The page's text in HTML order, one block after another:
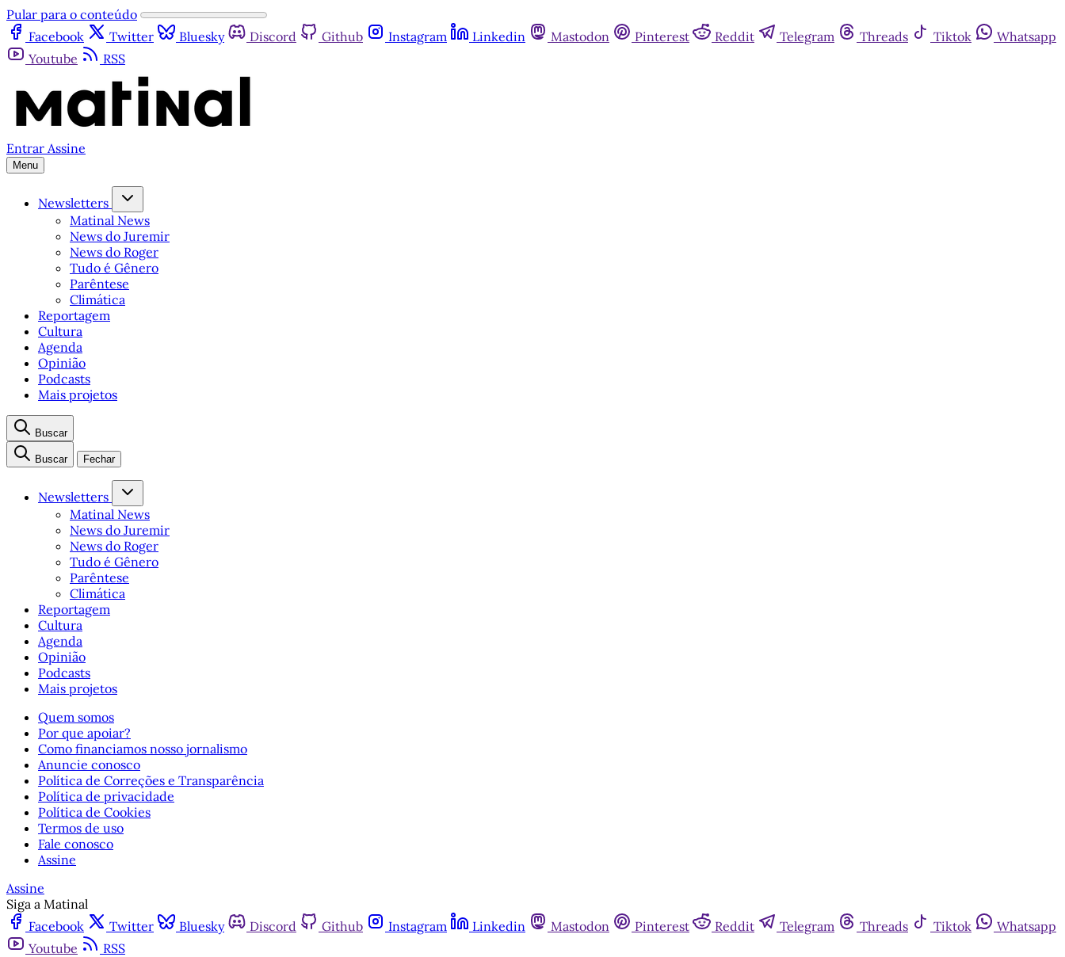
Pular para o conteúdo
Facebook
Twitter Bluesky Discord Github Instagram Linkedin Mastodon Pinterest Reddit Telegram Threads Tiktok
Whatsapp
Youtube
RSS
Entrar Assine
Menu
Newsletters
Matinal News
News do Juremir
News do Roger
Tudo é Gênero
Parêntese
Climática
Reportagem
Cultura
Agenda
Opinião
Podcasts
Mais projetos
Buscar
Buscar Fechar
Newsletters
Matinal News
News do Juremir
News do Roger
Tudo é Gênero
Parêntese
Climática
Reportagem
Cultura
Agenda
Opinião
Podcasts
Mais projetos
Quem somos
Por que apoiar?
Como financiamos nosso jornalismo
Anuncie conosco
Política de Correções e Transparência
Política de privacidade
Política de Cookies
Termos de uso
Fale conosco
Assine
Assine
Siga a Matinal
Facebook
Twitter Bluesky Discord Github Instagram Linkedin Mastodon Pinterest Reddit Telegram Threads Tiktok
Whatsapp
Youtube
RSS